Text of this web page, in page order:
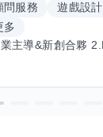
問服務
遊戲設計
多